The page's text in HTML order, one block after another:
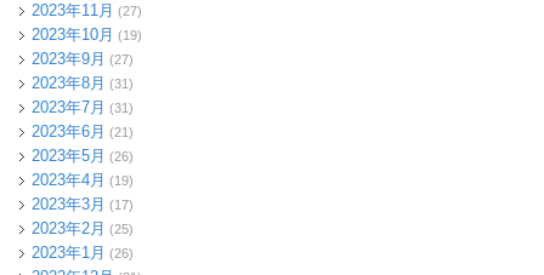
2023年11月 (27)
2023年10月 (19)
2023年9月 (27)
2023年8月 (31)
2023年7月 (31)
2023年6月 (21)
2023年5月 (26)
2023年4月 (19)
2023年3月 (17)
2023年2月 (25)
2023年1月 (26)